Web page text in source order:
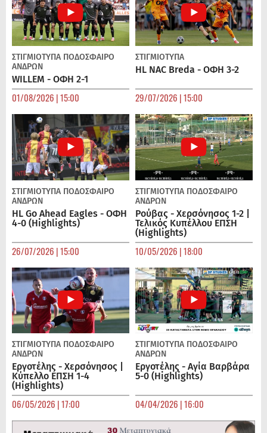
ΣΤΙΓΜΙΟΤΥΠΑ ΠΟΔΌΣΦΑΙΡΟ
ΑΝΔΡΏΝ
WILLEM - ΟΦΗ 2-1
01/08/2026 | 15:00
ΣΤΙΓΜΙΟΤΥΠΑ
HL NAC Breda - ΟΦΗ 3-2
29/07/2026 | 15:00
ΣΤΙΓΜΙΟΤΥΠΑ ΠΟΔΌΣΦΑΙΡΟ
ΑΝΔΡΏΝ
HL Go Ahead Eagles - ΟΦΗ
4-0 (Highlights)
26/07/2026 | 15:00
ΣΤΙΓΜΙΟΤΥΠΑ ΠΟΔΌΣΦΑΙΡΟ
ΑΝΔΡΏΝ
Ρούβας - Χερσόνησος 1-2 |
Τελικός Κυπέλλου ΕΠΣΗ
(Highlights)
10/05/2026 | 18:00
ΣΤΙΓΜΙΟΤΥΠΑ ΠΟΔΌΣΦΑΙΡΟ
ΑΝΔΡΏΝ
Εργοτέλης - Χερσόνησος |
Κύπελλο ΕΠΣΗ 1-4
(Highlights)
06/05/2026 | 17:00
ΣΤΙΓΜΙΟΤΥΠΑ ΠΟΔΌΣΦΑΙΡΟ
ΑΝΔΡΏΝ
Εργοτέλης - Αγία Βαρβάρα
5-0 (Highlights)
04/04/2026 | 16:00